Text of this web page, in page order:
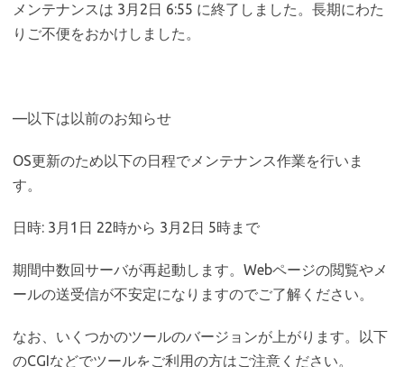
メンテナンスは 3月2日 6:55 に終了しました。長期にわた
りご不便をおかけしました。
—以下は以前のお知らせ
OS更新のため以下の日程でメンテナンス作業を行いま
す。
日時: 3月1日 22時から 3月2日 5時まで
期間中数回サーバが再起動します。Webページの閲覧やメ
ールの送受信が不安定になりますのでご了解ください。
なお、いくつかのツールのバージョンが上がります。以下
のCGIなどでツールをご利用の方はご注意ください。